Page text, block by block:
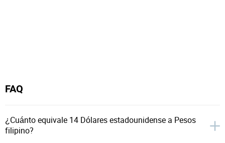
FAQ
¿Cuánto equivale 14 Dólares estadounidense a Pesos
filipino?